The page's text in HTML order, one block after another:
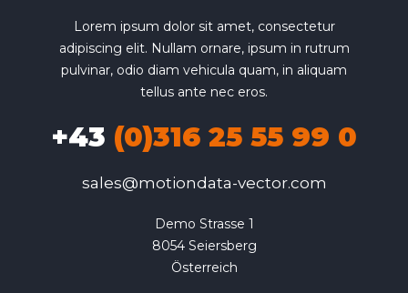
Lorem ipsum dolor sit amet, consectetur
adipiscing elit. Nullam ornare, ipsum in rutrum
pulvinar, odio diam vehicula quam, in aliquam
tellus ante nec eros.
+43 (0)316 25 55 99 0
sales@motiondata-vector.com
Demo Strasse 1
8054 Seiersberg
Österreich